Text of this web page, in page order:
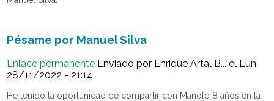
Pésame por Manuel Silva
Enlace permanente Enviado por Enrique Artal B... el Lun,
28/11/2022 - 21:14
He tenido la oportunidad de compartir con Manolo 8 años en la